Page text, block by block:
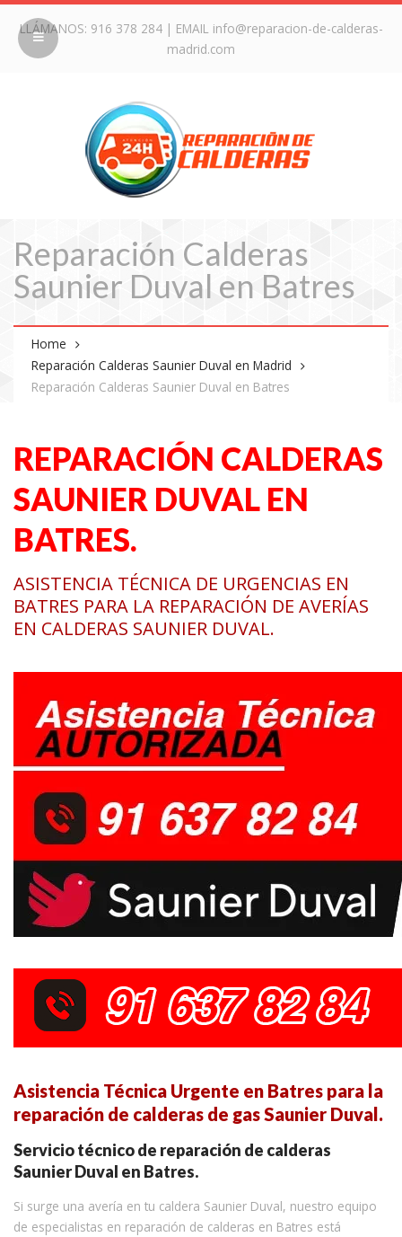
LLÁMANOS: 916 378 284| EMAIL info@reparacion-de-calderas-
madrid.com
Reparación Calderas
Saunier Duval en Batres
Home
Reparación Calderas Saunier Duval en Madrid
Reparación Calderas Saunier Duval en Batres
REPARACIÓN CALDERAS
SAUNIER DUVAL EN
BATRES.
ASISTENCIA TÉCNICA DE URGENCIAS EN
BATRES PARA LA REPARACIÓN DE AVERÍAS
EN CALDERAS SAUNIER DUVAL.
Asistencia Técnica Urgente en Batres para la
reparación de calderas de gas Saunier Duval.
Servicio técnico de reparación de calderas
Saunier Duval en Batres.
Si surge una avería en tu caldera Saunier Duval, nuestro equipo
de especialistas en reparación de calderas en Batres está